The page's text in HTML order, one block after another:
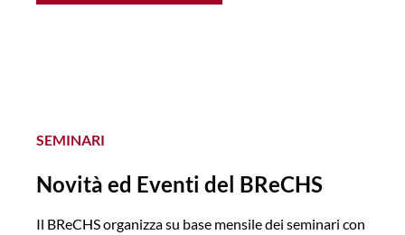
SEMINARI
Novità ed Eventi del BReCHS
Il BReCHS organizza su base mensile dei seminari con